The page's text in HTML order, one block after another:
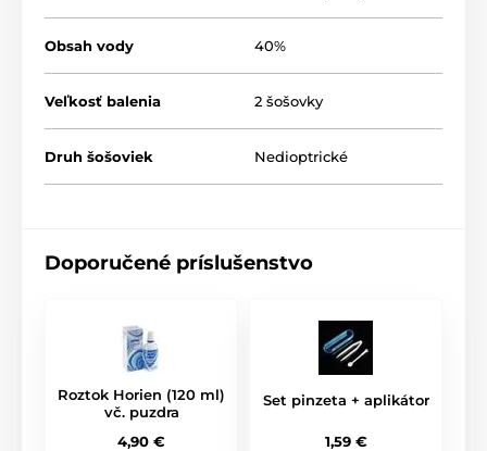
Obsah vody 40%
Veľkosť balenia 2 šošovky
Druh šošoviek Nedioptrické
Doporučené príslušenstvo
Roztok Horien (120 ml)
vč. puzdra
4,90 €
Set pinzeta + aplikátor
1,59 €